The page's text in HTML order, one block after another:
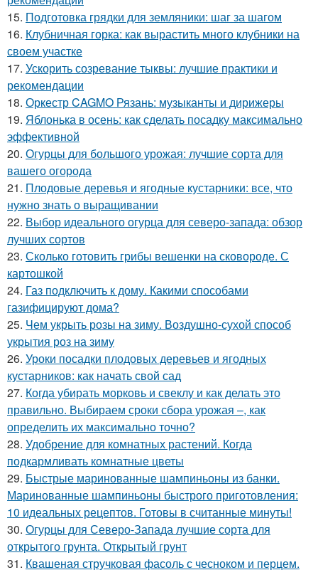
15. Подготовка грядки для земляники: шаг за шагом
16. Клубничная горка: как вырастить много клубники на
своем участке
17. Ускорить созревание тыквы: лучшие практики и
рекомендации
18. Оркестр CAGMO Рязань: музыканты и дирижеры
19. Яблонька в осень: как сделать посадку максимально
эффективной
20. Огурцы для большого урожая: лучшие сорта для
вашего огорода
21. Плодовые деревья и ягодные кустарники: все, что
нужно знать о выращивании
22. Выбор идеального огурца для северо-запада: обзор
лучших сортов
23. Сколько готовить грибы вешенки на сковороде. С
картошкой
24. Газ подключить к дому. Какими способами
газифицируют дома?
25. Чем укрыть розы на зиму. Воздушно-сухой способ
укрытия роз на зиму
26. Уроки посадки плодовых деревьев и ягодных
кустарников: как начать свой сад
27. Когда убирать морковь и свеклу и как делать это
правильно. Выбираем сроки сбора урожая –, как
определить их максимально точно?
28. Удобрение для комнатных растений. Когда
подкармливать комнатные цветы
29. Быстрые маринованные шампиньоны из банки.
Маринованные шампиньоны быстрого приготовления:
10 идеальных рецептов. Готовы в считанные минуты!
30. Огурцы для Северо-Запада лучшие сорта для
открытого грунта. Открытый грунт
31. Квашеная стручковая фасоль с чесноком и перцем.